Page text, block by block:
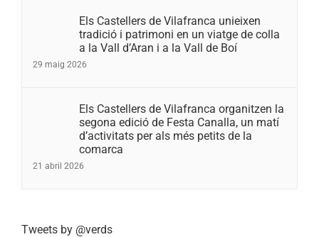
Els Castellers de Vilafranca unieixen
tradició i patrimoni en un viatge de colla
a la Vall d’Aran i a la Vall de Boí
29 maig 2026
Els Castellers de Vilafranca organitzen la
segona edició de Festa Canalla, un matí
d’activitats per als més petits de la
comarca
21 abril 2026
Tweets by @verds